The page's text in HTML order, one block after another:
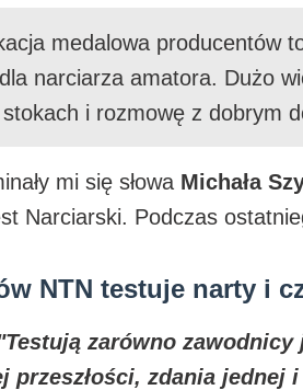
medalowa producentów
narciarza amatora. Dużo
i rozmowę z dobrym
mi się słowa Michała
Narciarski. Podczas
NTN testuje narty i
zarówno
przeszłości, zdania